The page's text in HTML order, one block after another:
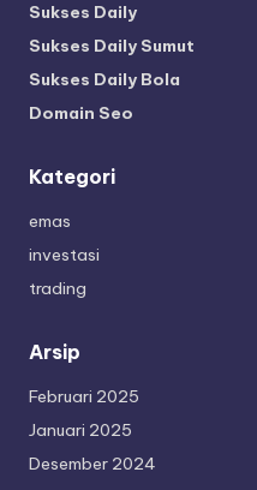
Sukses Daily
Sukses Daily Sumut
Sukses Daily Bola
Domain Seo
Kategori
emas
investasi
trading
Arsip
Februari 2025
Januari 2025
Desember 2024